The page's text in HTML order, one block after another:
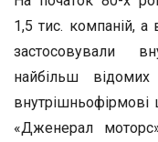
1,5 тис. компаній, а
застосовували
найбільш
внутрішньофірмові
«Дженерал